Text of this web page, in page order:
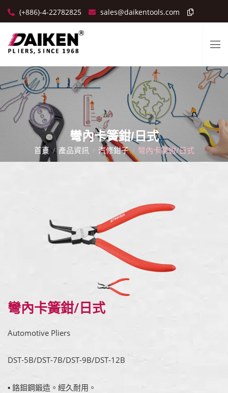
(+886)-4-22782825 sales@daikentools.com
彎內卡簧鉗/日式
首頁 產品資訊 汽修鉗子 彎內卡簧鉗/日式
彎內卡簧鉗/日式
Automotive Pliers
DST-5B/DST-7B/DST-9B/DST-12B
▪ 鉻鉬鋼鍛造。經久耐用。